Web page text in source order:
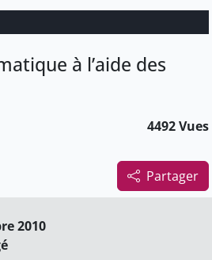
à l’aide des
4492 Vues
Partager
2010